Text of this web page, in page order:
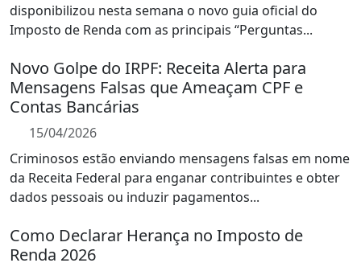
disponibilizou nesta semana o novo guia oficial do
Imposto de Renda com as principais “Perguntas...
Novo Golpe do IRPF: Receita Alerta para
Mensagens Falsas que Ameaçam CPF e
Contas Bancárias
15/04/2026
Criminosos estão enviando mensagens falsas em nome
da Receita Federal para enganar contribuintes e obter
dados pessoais ou induzir pagamentos...
Como Declarar Herança no Imposto de
Renda 2026